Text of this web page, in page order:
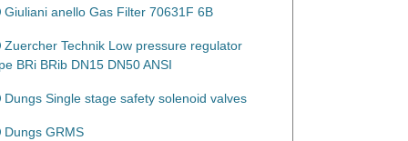
Giuliani anello Gas Filter 70631F 6B
Zuercher Technik Low pressure regulator
BRi BRib DN15 DN50 ANSI
Dungs Single stage safety solenoid valves
Dungs GRMS